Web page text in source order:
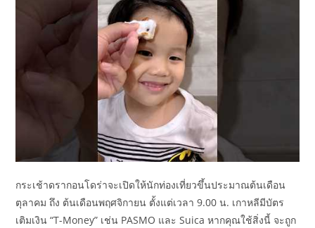
กระเช้าดรากอนโดร่าจะเปิดให้นักท่องเที่ยวขึ้นประมาณต้นเดือน
ตุลาคม ถึง ต้นเดือนพฤศจิกายน ตั้งแต่เวลา 9.00 น. เกาหลีมีบัตร
เติมเงิน “T-Money” เช่น PASMO และ Suica หากคุณใช้สิ่งนี้ จะถูก